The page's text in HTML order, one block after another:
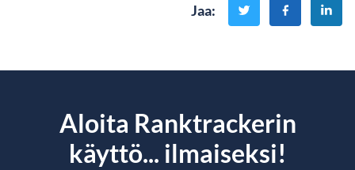
Jaa:
Aloita Ranktrackerin
käyttö... ilmaiseksi!